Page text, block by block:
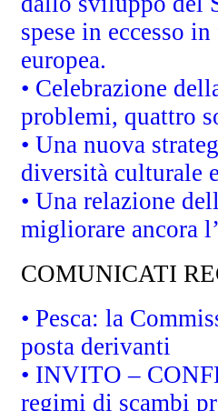
spese in eccesso
europea.
• Celebrazione
problemi, quattro
• Una nuova
diversità culturale
• Una relazione
migliorare ancora
COMUNICATI
• Pesca: la
posta derivanti
• INVITO –
regimi di scambi